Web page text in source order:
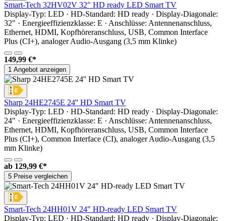
Smart-Tech 32HV02V 32" HD ready LED Smart TV
Display-Typ: LED · HD-Standard: HD ready · Display-Diagonale:
32" · Energieeffizienzklasse: E · Anschlüsse: Antennenanschluss,
Ethernet, HDMI, Kopfhöreranschluss, USB, Common Interface
Plus (CI+), analoger Audio-Ausgang (3,5 mm Klinke)
149,99 €*
1 Angebot anzeigen
Sharp 24HE2745E 24'' HD Smart TV
Display-Typ: LED · HD-Standard: HD ready · Display-Diagonale:
24" · Energieeffizienzklasse: E · Anschlüsse: Antennenanschluss,
Ethernet, HDMI, Kopfhöreranschluss, USB, Common Interface
Plus (CI+), Common Interface (CI), analoger Audio-Ausgang (3,5
mm Klinke)
ab 129,99 €*
5 Preise vergleichen
Smart-Tech 24HH01V 24" HD-ready LED Smart TV
Display-Typ: LED · HD-Standard: HD ready · Display-Diagonale: